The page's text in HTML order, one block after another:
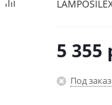
5 355
Под заказ